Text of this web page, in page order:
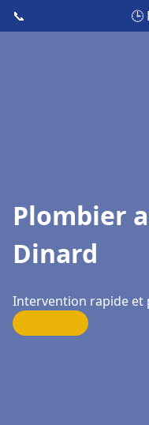
📞 🕒
Plombier
Dinard
Intervention rapide et